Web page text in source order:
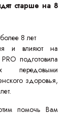
старше на 8
8 лет
и влияют на
подготовила
передовыми
здоровья,
помочь Вам